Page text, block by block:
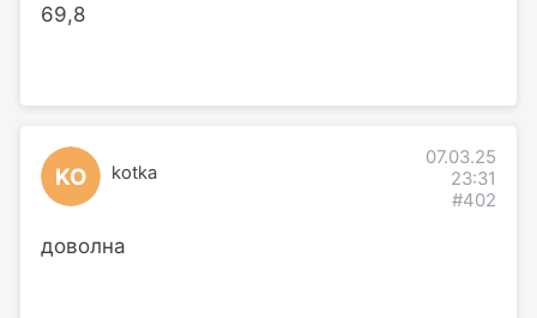
69,8
KO kotka
07.03.25
23:31
#402
доволна